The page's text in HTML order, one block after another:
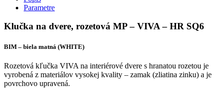
Parametre
Klučka na dvere, rozetová MP – VIVA – HR SQ6
BIM – biela matná (WHITE)
Rozetová kľučka VIVA na interiérové dvere s hranatou rozetou je
vyrobená z materiálov vysokej kvality – zamak (zliatina zinku) a je
povrchovo upravená.